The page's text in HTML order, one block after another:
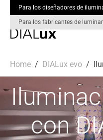
Para los diseñadores de
Para los fabricantes de
Home DIALux evo
con